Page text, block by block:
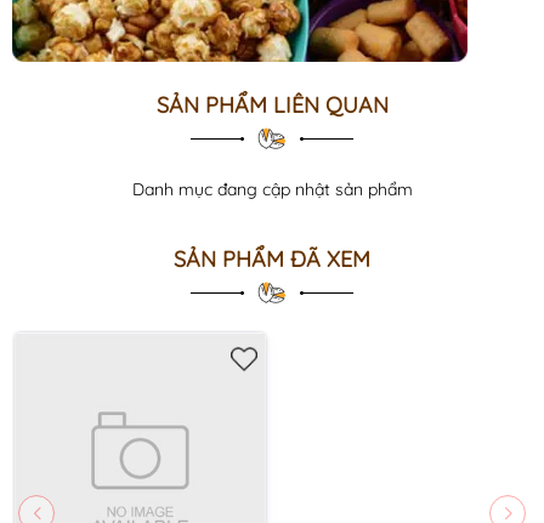
SẢN PHẨM LIÊN QUAN
Danh mục đang cập nhật sản phẩm
SẢN PHẨM ĐÃ XEM